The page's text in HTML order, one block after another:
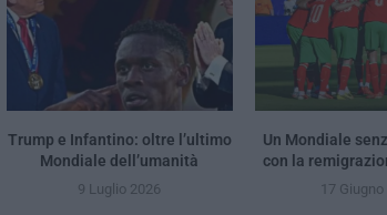
Trump e Infantino: oltre l’ultimo
Mondiale dell’umanità
9 Luglio 2026
Un Mondiale
con la
17 Giugno